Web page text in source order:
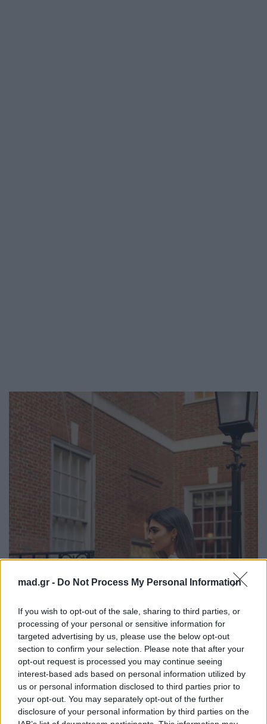
mad.gr - Do Not Process My Personal Information
If you wish to opt-out of the sale, sharing to third parties, or
processing of your personal or sensitive information for
targeted advertising by us, please use the below opt-out
section to confirm your selection. Please note that after your
opt-out request is processed you may continue seeing
interest-based ads based on personal information utilized by
us or personal information disclosed to third parties prior to
your opt-out. You may separately opt-out of the further
disclosure of your personal information by third parties on the